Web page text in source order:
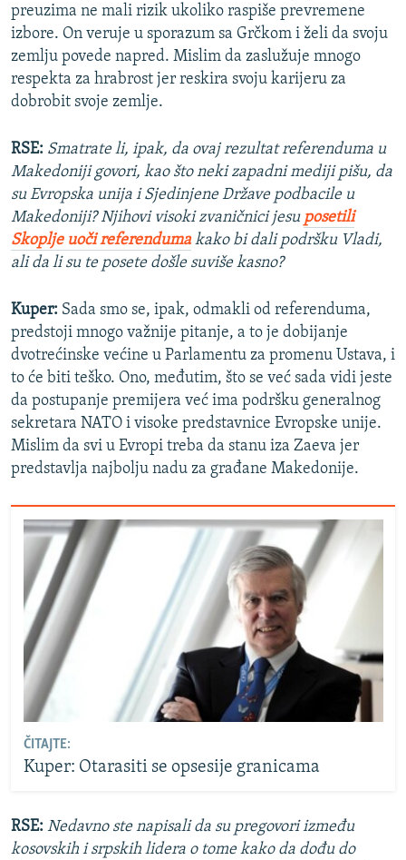
preuzima ne mali rizik ukoliko raspiše prevremene
izbore. On veruje u sporazum sa Grčkom i želi da svoju
zemlju povede napred. Mislim da zaslužuje mnogo
respekta za hrabrost jer reskira svoju karijeru za
dobrobit svoje zemlje.
RSE: Smatrate li, ipak, da ovaj rezultat referenduma u
Makedoniji govori, kao što neki zapadni mediji pišu, da
su Evropska unija i Sjedinjene Države podbacile u
Makedoniji? Njihovi visoki zvaničnici jesu posetili
Skoplje uoči referendumakako bi dali podršku Vladi,
ali da li su te posete došle suviše kasno?
Kuper: Sada smo se, ipak, odmakli od referenduma,
predstoji mnogo važnije pitanje, a to je dobijanje
dvotrećinske većine u Parlamentu za promenu Ustava, i
to će biti teško. Ono, međutim, što se već sada vidi jeste
da postupanje premijera već ima podršku generalnog
sekretara NATO i visoke predstavnice Evropske unije.
Mislim da svi u Evropi treba da stanu iza Zaeva jer
predstavlja najbolju nadu za građane Makedonije.
ČITAJTE:
Kuper: Otarasiti se opsesije granicama
RSE: Nedavno ste napisali da su pregovori između
kosovskih i srpskih lidera o tome kako da dođu do